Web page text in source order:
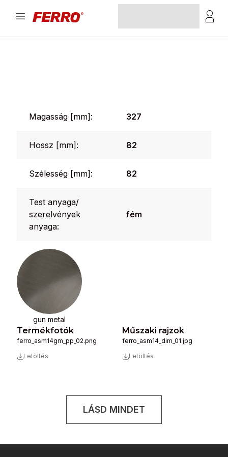
Magasság [mm]: 327
Hossz [mm]: 82
Szélesség [mm]: 82
Test anyaga/
szerelvények
anyaga:
fém
gun metal
Termékfotók
ferro_asm14gm_pp_02.png
Letöltés
Műszaki rajzok
ferro_asm14_dim_01.jpg
Letöltés
LÁSD MINDET